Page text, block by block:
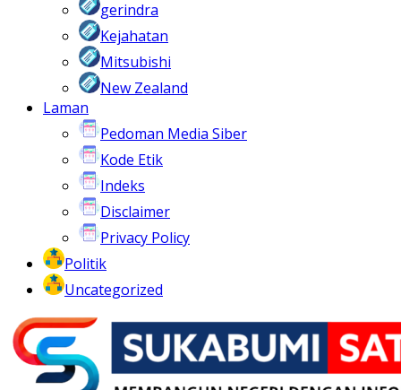
gerindra
Kejahatan
Mitsubishi
New Zealand
Laman
Pedoman Media Siber
Kode Etik
Indeks
Disclaimer
Privacy Policy
Politik
Uncategorized